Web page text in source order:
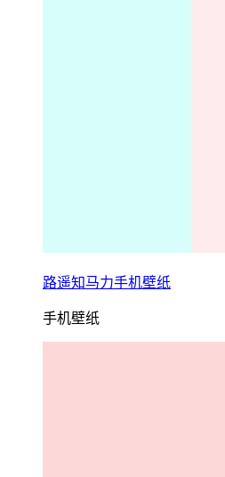
路遥知马力手机壁纸
手机壁纸